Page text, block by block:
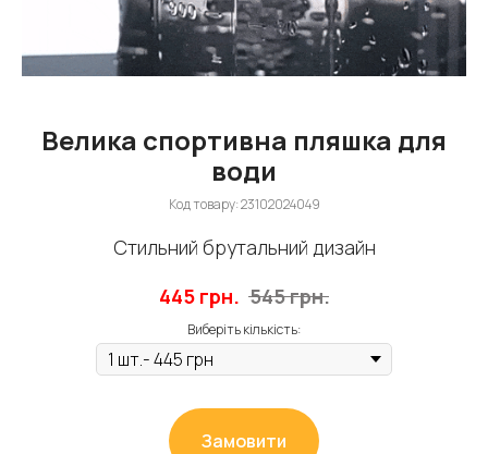
Велика спортивна пляшка для
води
Код товару:23102024049
Стильний брутальний дизайн
445 грн. 545грн.
Виберіть кількість:
Замовити